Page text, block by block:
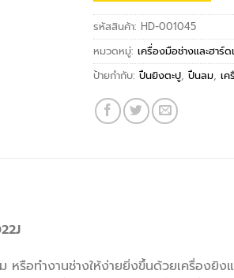
รหัสสินค้า:HD-001045
หมวดหมู่:เครื่องมือช่างและฮาร์
ป้ายกำกับ:ปืนยิงตะปู,ปืนลม,เ
หรือทำงานช่างให้ง่ายยิ่งขึ้นด้วยเครื่องยิง